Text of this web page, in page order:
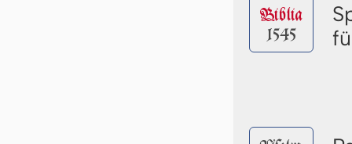
Biblia
1545